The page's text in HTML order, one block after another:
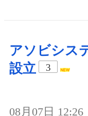
アソビシス
設立
3
08月07日 12:26